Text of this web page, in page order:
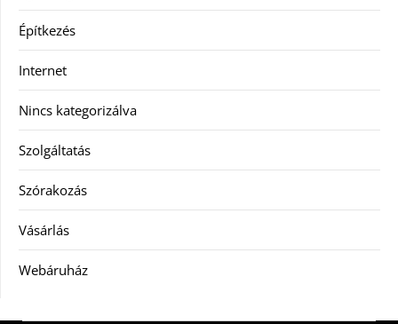
Építkezés
Internet
Nincs kategorizálva
Szolgáltatás
Szórakozás
Vásárlás
Webáruház